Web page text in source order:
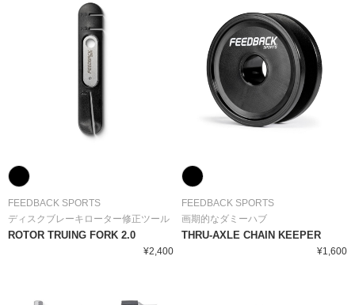
FEEDBACK SPORTS
ディスクブレーキローター修正ツール
ROTOR TRUING FORK 2.0
¥2,400
FEEDBACK SPORTS
画期的なダミーハブ
THRU-AXLE CHAIN KEEPER
¥1,600